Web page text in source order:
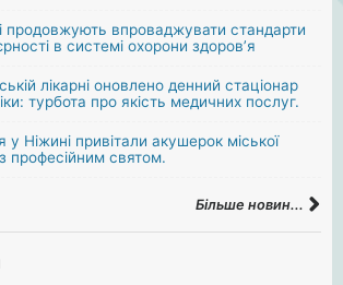
продовжують впроваджувати стандарти
в системі охорони здоров’я
лікарні оновлено денний стаціонар
турбота про якість медичних послуг.
у Ніжині привітали акушерок міської
професійним святом.
Більше новин...